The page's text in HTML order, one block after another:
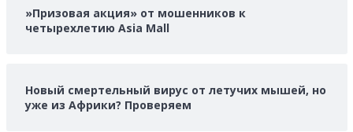
»Призовая акция» от мошенников к
четырехлетию Asia Mall
Новый смертельный вирус от летучих мышей, но
уже из Африки? Проверяем